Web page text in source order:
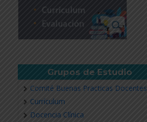
Grupos de Estudio
Comité Buenas Practicas Docentes
Currículum
Docencia Clínica